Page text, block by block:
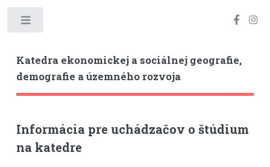
Katedra ekonomickej a sociálnej geografie,
demografie a územného rozvoja
Informácia pre uchádzačov o štúdium
na katedre